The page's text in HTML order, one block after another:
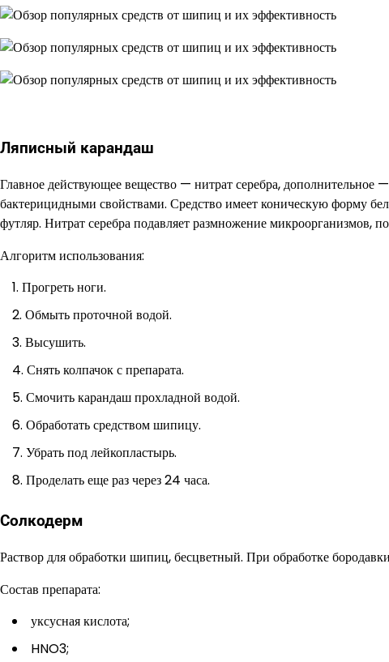
Ляписный карандаш
Главное действующее вещество — нитрат серебра,
бактерицидными свойствами. Средство имеет коническую форму
футляр. Нитрат серебра подавляет размножение микроорганизмов,
Алгоритм использования:
Прогреть ноги.
Обмыть проточной водой.
Высушить.
Снять колпачок с препарата.
Смочить карандаш прохладной водой.
Обработать средством шипицу.
Убрать под лейкопластырь.
Проделать еще раз через 24 часа.
Солкодерм
Раствор для обработки шипиц, бесцветный. При обработке
Состав препарата:
уксусная кислота;
HNO3;